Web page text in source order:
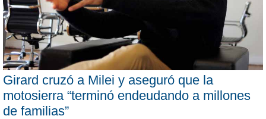
Girard cruzó a Milei y aseguró que la
motosierra “terminó endeudando a millones
de familias”